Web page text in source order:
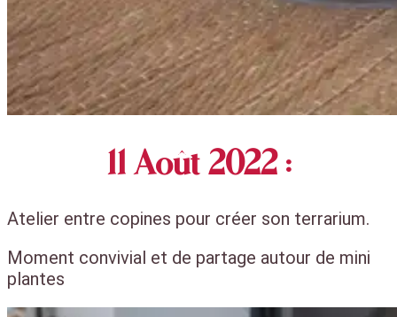
11 Août 2022 :
Atelier entre copines pour créer son terrarium.
Moment convivial et de partage autour de mini
plantes